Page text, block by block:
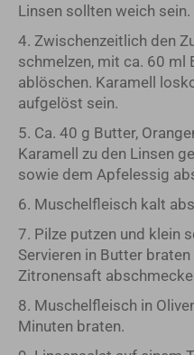
Linsen sollten weich sein.
4. Zwischenzeitlich den
schmelzen, mit ca. 60 ml
ablöschen. Karamell
aufgelöst sein.
5. Ca. 40 g Butter,
Karamell zu den Linsen
sowie dem Apfelessig
6. Muschelfleisch kalt
7. Pilze putzen und klein
Servieren in Butter
Zitronensaft
8. Muschelfleisch in
Minuten braten.